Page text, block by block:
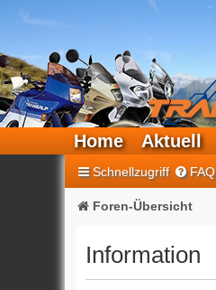
Home Aktuell
Schnellzugriff FAQ
Foren-Übersicht
Information